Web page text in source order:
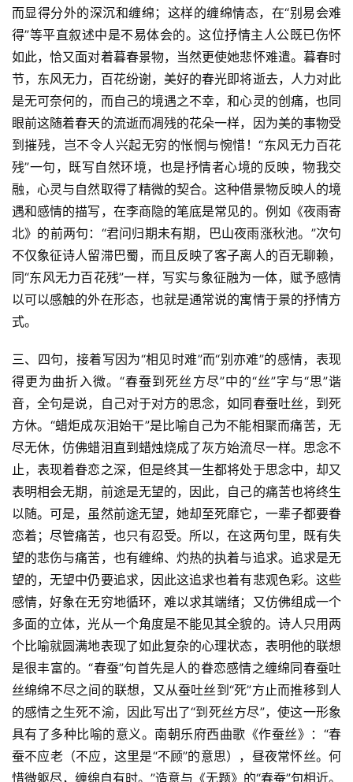
而显得分外的深沉和缠绵；这样的缠绵情态，在“别易会难
得”等平直叙述中是不易体会的。这位抒情主人公既已伤怀
如此，恰又面对着暮春景物，当然更使她悲怀难遣。暮春时
节，东风无力，百花纷谢，美好的春光即将逝去，人力对此
是无可奈何的，而自己的境遇之不幸，和心灵的创痛，也同
眼前这随着春天的流逝而凋残的花朵一样，因为美的事物受
到摧残，岂不令人兴起无穷的怅惘与惋惜！“东风无力百花
残”一句，既写自然环境，也是抒情者心境的反映，物我交
融，心灵与自然取得了精微的契合。这种借景物反映人的境
遇和感情的描写，在李商隐的笔底是常见的。例如《夜雨寄
北》的前两句：“君问归期未有期，巴山夜雨涨秋池。”次句
不仅象征诗人留滞巴蜀，而且反映了客子离人的百无聊赖，
同“东风无力百花残”一样，写实与象征融为一体，赋予感情
以可以感触的外在形态，也就是通常说的寓情于景的抒情方
式。
三、四句，接着写因为“相见时难”而“别亦难”的感情，表现
得更为曲折入微。“春蚕到死丝方尽”中的“丝”字与“思”谐
音，全句是说，自己对于对方的思念，如同春蚕吐丝，到死
方休。“蜡炬成灰泪始干”是比喻自己为不能相聚而痛苦，无
尽无休，仿佛蜡泪直到蜡烛烧成了灰方始流尽一样。思念不
止，表现着眷恋之深，但是终其一生都将处于思念中，却又
表明相会无期，前途是无望的，因此，自己的痛苦也将终生
以随。可是，虽然前途无望，她却至死靡它，一辈子都要眷
恋着；尽管痛苦，也只有忍受。所以，在这两句里，既有失
望的悲伤与痛苦，也有缠绵、灼热的执着与追求。追求是无
望的，无望中仍要追求，因此这追求也着有悲观色彩。这些
感情，好象在无穷地循环，难以求其端绪；又仿佛组成一个
多面的立体，光从一个角度是不能见其全貌的。诗人只用两
个比喻就圆满地表现了如此复杂的心理状态，表明他的联想
是很丰富的。“春蚕”句首先是人的眷恋感情之缠绵同春蚕吐
丝绵绵不尽之间的联想，又从蚕吐丝到“死”方止而推移到人
的感情之生死不渝，因此写出了“到死丝方尽”，使这一形象
具有了多种比喻的意义。南朝乐府西曲歌《作蚕丝》：“春
蚕不应老（不应，这里是“不顾”的意思），昼夜常怀丝。何
惜微躯尽，缠绵自有时。”造意与《无题》的“春蚕”句相近。